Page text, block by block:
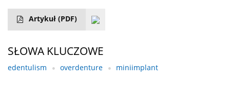
Artykuł (PDF)
SŁOWA KLUCZOWE
edentulism overdenture miniimplant